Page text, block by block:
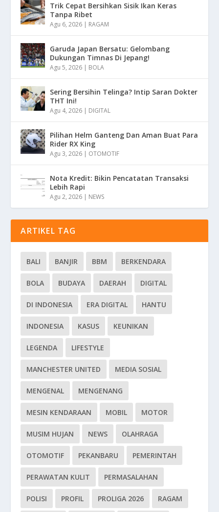
Trik Cepat Bersihkan Sisik Ikan Keras
Tanpa Ribet
Agu 6, 2026 | RAGAM
Garuda Japan Bersatu: Gelombang
Dukungan Timnas Di Jepang!
Agu 5, 2026 | BOLA
Sering Bersihin Telinga? Intip Saran Dokter
THT Ini!
Agu 4, 2026 | DIGITAL
Pilihan Helm Ganteng Dan Aman Buat Para
Rider RX King
Agu 3, 2026 | OTOMOTIF
Nota Kredit: Bikin Pencatatan Transaksi
Lebih Rapi
Agu 2, 2026 | NEWS
ARTIKEL TAG
BALI BANJIR BBM BERKENDARA
BOLA BUDAYA DAERAH DIGITAL
DI INDONESIA ERA DIGITAL HANTU
INDONESIA KASUS KEUNIKAN
LEGENDA LIFESTYLE
MANCHESTER UNITED MEDIA SOSIAL
MENGENAL MENGENANG
MESIN KENDARAAN MOBIL MOTOR
MUSIM HUJAN NEWS OLAHRAGA
OTOMOTIF PEKANBARU PEMERINTAH
PERAWATAN KULIT PERMASALAHAN
POLISI PROFIL PROLIGA 2026 RAGAM